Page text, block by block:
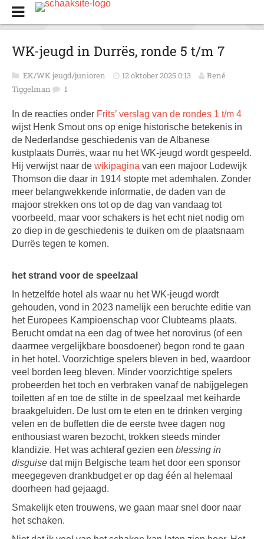
WK-jeugd in Durrës, ronde 5 t/m 7
EK/WK jeugd/junioren 12 oktober 2025 0:13
René
Tiggelman
1
In de reacties onder Frits’ verslag van de rondes 1 t/m 4
wijst Henk Smout ons op enige historische betekenis in
de Nederlandse geschiedenis van de Albanese
kustplaats Durrës, waar nu het WK-jeugd wordt gespeeld.
Hij verwijst naar de wikipagina van een majoor Lodewijk
Thomson die daar in 1914 stopte met ademhalen. Zonder
meer belangwekkende informatie, de daden van de
majoor strekken ons tot op de dag van vandaag tot
voorbeeld, maar voor schakers is het echt niet nodig om
zo diep in de geschiedenis te duiken om de plaatsnaam
Durrës tegen te komen.
het strand voor de speelzaal
In hetzelfde hotel als waar nu het WK-jeugd wordt
gehouden, vond in 2023 namelijk een beruchte editie van
het Europees Kampioenschap voor Clubteams plaats.
Berucht omdat na een dag of twee het norovirus (of een
daarmee vergelijkbare boosdoener) begon rond te gaan
in het hotel. Voorzichtige spelers bleven in bed, waardoor
veel borden leeg bleven. Minder voorzichtige spelers
probeerden het toch en verbraken vanaf de nabijgelegen
toiletten af en toe de stilte in de speelzaal met keiharde
braakgeluiden. De lust om te eten en te drinken verging
velen en de buffetten die de eerste twee dagen nog
enthousiast waren bezocht, trokken steeds minder
klandizie. Het was achteraf gezien een blessing in
disguise dat mijn Belgische team het door een sponsor
meegegeven drankbudget er op dag één al helemaal
doorheen had gejaagd.
Smakelijk eten trouwens, we gaan maar snel door naar
het schaken.